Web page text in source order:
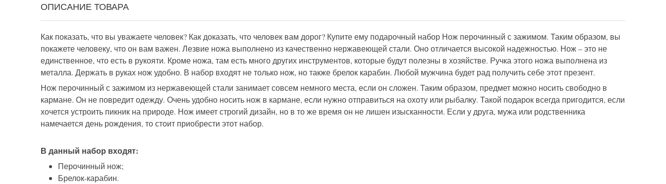
ОПИСАНИЕ ТОВАРА
Как показать, что вы уважаете человек? Как доказать, что человек вам дорог? Купите ему подарочный набор Нож перочинный с зажимом. Таким образом, вы
покажете человеку, что он вам важен. Лезвие ножа выполнено из качественно нержавеющей стали. Оно отличается высокой надежностью. Нож – это не
единственное, что есть в рукояти. Кроме ножа, там есть много других инструментов, которые будут полезны в хозяйстве. Ручка этого ножа выполнена из
металла. Держать в руках нож удобно. В набор входят не только нож, но также брелок карабин. Любой мужчина будет рад получить себе этот презент.
Нож перочинный с зажимом из нержавеющей стали занимает совсем немного места, если он сложен. Таким образом, предмет можно носить свободно в
кармане. Он не повредит одежду. Очень удобно носить нож в кармане, если нужно отправиться на охоту или рыбалку. Такой подарок всегда пригодится, если
хочется устроить пикник на природе. Нож имеет строгий дизайн, но в то же время он не лишен изысканности. Если у друга, мужа или родственника
намечается день рождения, то стоит приобрести этот набор.
В данный набор входят:
Перочинный нож;
Брелок-карабин.